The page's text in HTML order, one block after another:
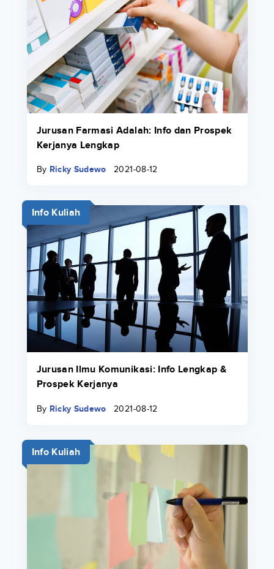
Jurusan Farmasi Adalah: Info dan Prospek
Kerjanya Lengkap
By Ricky Sudewo 2021-08-12
Info Kuliah
Jurusan Ilmu Komunikasi: Info Lengkap &
Prospek Kerjanya
By Ricky Sudewo 2021-08-12
Info Kuliah